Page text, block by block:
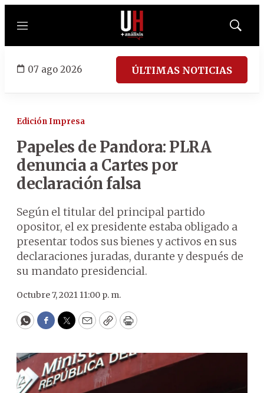
Menú
Mostrar
07 ago 2026 ÚLTIMAS NOTICIAS
Edición Impresa
Papeles de Pandora: PLRA
denuncia a Cartes por
declaración falsa
Según el titular del principal partido
opositor, el ex presidente estaba obligado a
presentar todos sus bienes y activos en sus
declaraciones juradas, durante y después de
su mandato presidencial.
Octubre 7, 2021 11:00 p. m.
WhatsApp
Facebook
Twitter
EmailCopyPrint